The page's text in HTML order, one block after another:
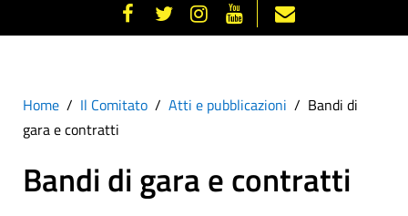
Home Il Comitato Atti e pubblicazioni
Bandi di
gara e contratti
Bandi di gara e contratti